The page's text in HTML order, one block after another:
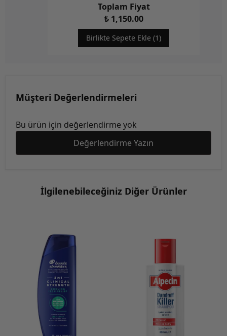
Toplam Fiyat
₺ 1,150.00
Birlikte Sepete Ekle (1)
Müşteri Değerlendirmeleri
Bu ürün için değerlendirme yok
Değerlendirme Yazın
İlgilenebileceğiniz Diğer Ürünler